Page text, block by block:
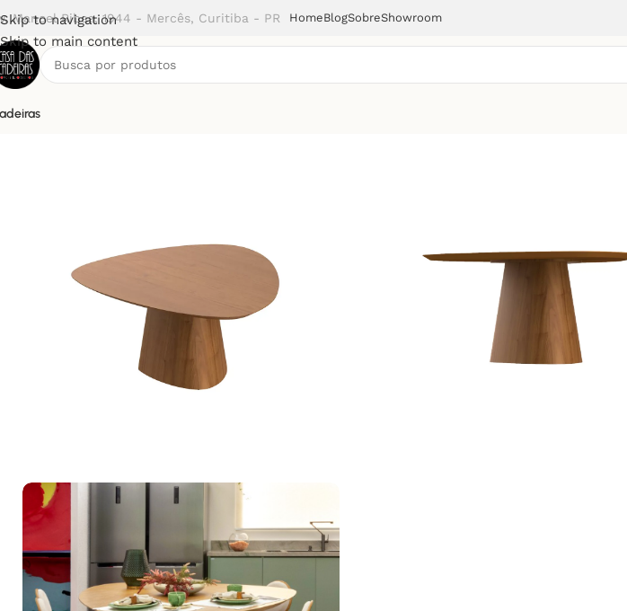
Skip to navigation
Skip to main content
Manoel Ribas, 1944 - Mercês, Curitiba - PR HomeBlogSobreShowroom